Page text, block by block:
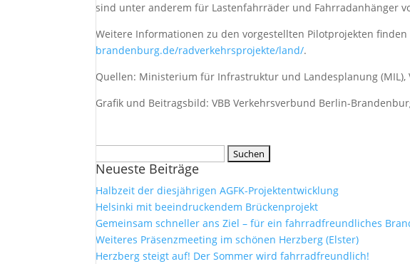
sind unter anderem für Lastenfahrräder und Fahrradanhänger
Weitere Informationen zu den vorgestellten Pilotprojekten finden
brandenburg.de/radverkehrsprojekte/land/.
Quellen: Ministerium für Infrastruktur und Landesplanung (MIL),
Grafik und Beitragsbild: VBB Verkehrsverbund Berlin-
nach:
Neueste Beiträge
Halbzeit der diesjährigen AGFK-Projektentwicklung
Helsinki mit beeindruckendem Brückenprojekt
Gemeinsam schneller ans Ziel – für ein fahrradfreundliches
Weiteres Präsenzmeeting im schönen Herzberg (Elster)
Herzberg steigt auf! Der Sommer wird fahrradfreundlich!